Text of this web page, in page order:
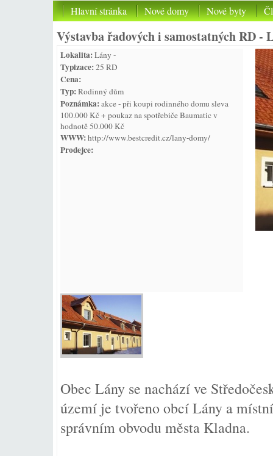
Hlavní stránka Nové domy Nové byty
Výstavba řadových i samostatných RD -
Lokalita:Lány -
Typizace:25 RD
Cena:
Typ:Rodinný dům
Poznámka:akce - při koupi rodinného domu sleva
100.000 Kč + poukaz na spotřebiče Baumatic v
hodnotě 50.000 Kč
WWW:http://www.bestcredit.cz/lany-domy/
Prodejce:
Obec Lány se nachází ve
území je tvořeno obcí Lány a
správním obvodu města Kladna.